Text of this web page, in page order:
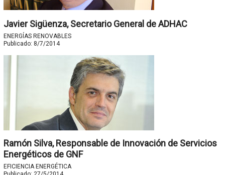
Javier Sigüenza, Secretario General de ADHAC
ENERGÍAS RENOVABLES
Publicado: 8/7/2014
Ramón Silva, Responsable de Innovación de Servicios
Energéticos de GNF
EFICIENCIA ENERGÉTICA